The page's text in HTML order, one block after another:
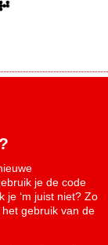
je de code
je ‘m juist niet? Zo
gebruik van de